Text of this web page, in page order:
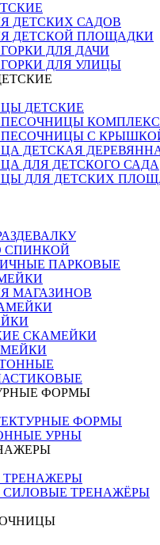
ДЕТСКИХ САДОВ
ДЕТСКОЙ ПЛОЩАДКИ
ДЛЯ ДАЧИ
ДЛЯ УЛИЦЫ
ДЕТСКИЕ
ПЕСОЧНИЦЫ
ПЕСОЧНИЦЫ С
ДЕТСКАЯ
ДЛЯ ДЕТСКОГО САДА
ДЛЯ ДЕТСКИХ
СПИНКОЙ
ПАРКОВЫЕ
МАГАЗИНОВ
СКАМЕЙКИ
ФОРМЫ
ФОРМЫ
УРНЫ
ТРЕНАЖЕРЫ
СИЛОВЫЕ ТРЕНАЖЁРЫ